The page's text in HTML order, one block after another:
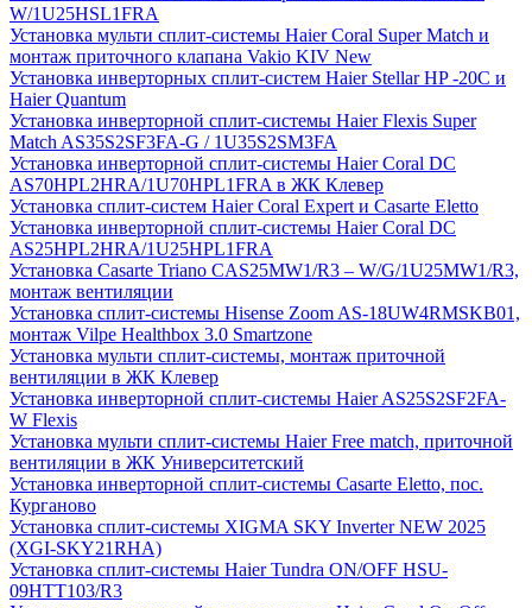
W/1U25HSL1FRA
Установка мульти сплит-системы Haier Coral Super Match и
монтаж приточного клапана Vakio KIV New
Установка инверторных сплит-систем Haier Stellar HP -20С и
Haier Quantum
Установка инверторной сплит-системы Haier Flexis Super
Match AS35S2SF3FA-G / 1U35S2SM3FA
Установка инверторной сплит-системы Haier Coral DC
AS70HPL2HRA/1U70HPL1FRA в ЖК Клевер
Установка сплит-систем Haier Coral Expert и Casarte Eletto
Установка инверторной сплит-системы Haier Coral DC
AS25HPL2HRA/1U25HPL1FRA
Установка Casarte Triano CAS25MW1/R3 – W/G/1U25MW1/R3,
монтаж вентиляции
Установка сплит-системы Hisense Zoom AS-18UW4RMSKB01,
монтаж Vilpe Healthbox 3.0 Smartzone
Установка мульти сплит-системы, монтаж приточной
вентиляции в ЖК Клевер
Установка инверторной сплит-системы Haier AS25S2SF2FA-
W Flexis
Установка мульти сплит-системы Haier Free match, приточной
вентиляции в ЖК Университетский
Установка инверторной сплит-системы Casarte Eletto, пос.
Курганово
Установка сплит-системы XIGMA SKY Inverter NEW 2025
(XGI-SKY21RHA)
Установка сплит-системы Haier Tundra ON/OFF HSU-
09HTT103/R3